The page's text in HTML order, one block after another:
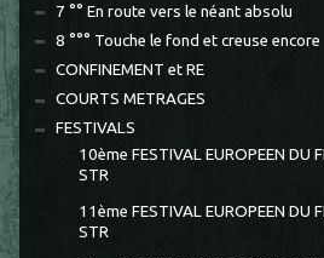
7 °° En route vers le néant absolu
8 °°° Touche le fond et creuse encore
CONFINEMENT et RE
COURTS METRAGES
FESTIVALS
10ème FESTIVAL EUROPEEN DU
STR
11ème FESTIVAL EUROPEEN DU
STR